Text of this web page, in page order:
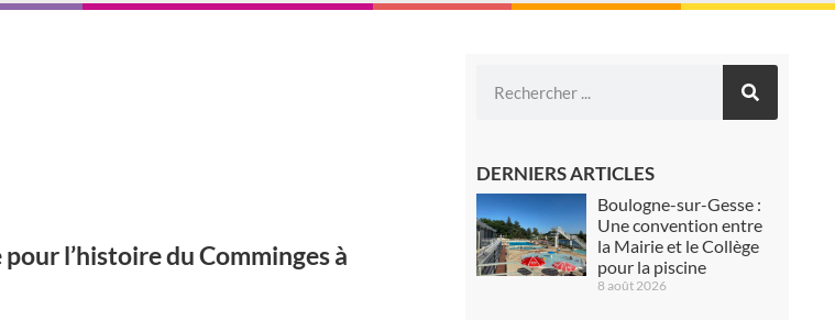
l’histoire du Comminges à
DERNIERS ARTICLES
Boulogne-sur-Gesse :
Une convention entre
la Mairie et le Collège
pour la piscine
8 août 2026